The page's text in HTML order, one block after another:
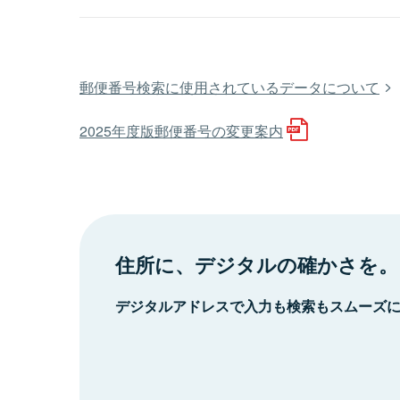
郵便番号検索に使用されているデータについて
2025年度版郵便番号の変更案内
住所に、デジタルの確かさを。
デジタルアドレスで入力も検索もスムーズ